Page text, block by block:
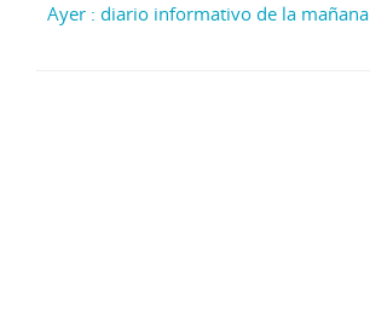
Ayer : diario informativo de la mañana